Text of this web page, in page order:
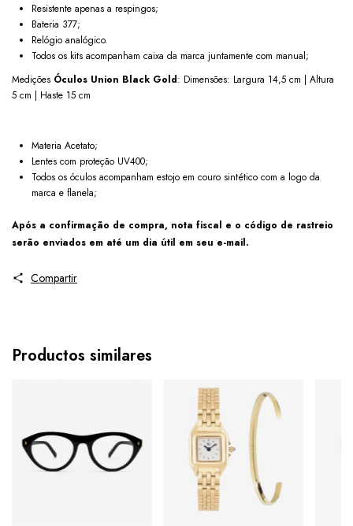
Resistente apenas a respingos;
Bateria 377;
Relógio analógico.
Todos os kits acompanham caixa da marca juntamente com manual;
Medições Óculos Union Black Gold: Dimensões: Largura 14,5 cm | Altura
5 cm | Haste 15 cm
Materia Acetato;
Lentes com proteção UV400;
Todos os óculos acompanham estojo em couro sintético com a logo da
marca e flanela;
Após a confirmação de compra, nota fiscal e o código de rastreio
serão enviados em até um dia útil em seu e-mail.
Compartir
Productos similares